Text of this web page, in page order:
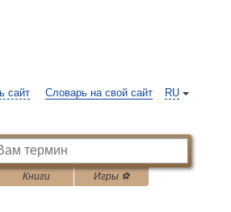
RU
сайт Словарь на свой сайт
Книги Игры ⚽